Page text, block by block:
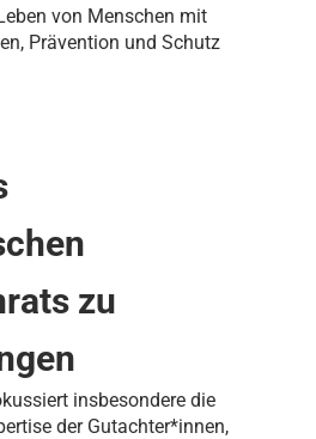
von Menschen mit
Prävention und Schutz
zu
insbesondere die
der Gutachter*innen,